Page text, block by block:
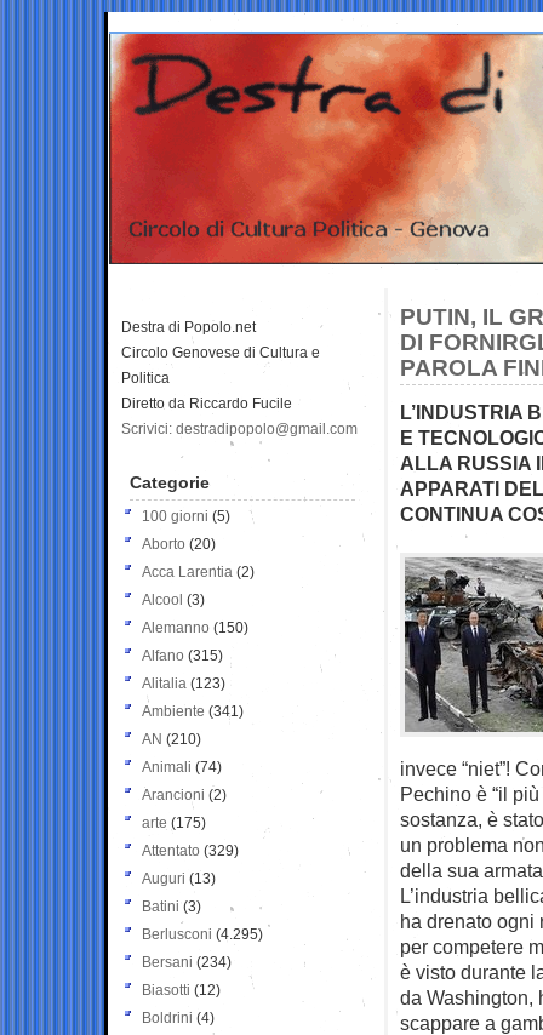
PUTIN, IL
DI
PAROLA
L’INDUSTRIA
E
ALLA RUSSIA
APPARATI
CONTINUA
invece “niet”!
Pechino è “il
sostanza, è
un problema
della sua
L’industria
ha drenato ogni
per competere
è visto durante
da Washington,
scappare a
Destra di Popolo.net
Circolo Genovese di Cultura e
Politica
Diretto da Riccardo Fucile
Scrivici: destradipopolo@gmail.com
Categorie
100 giorni (5)
Aborto (20)
Acca Larentia (2)
Alcool (3)
Alemanno (150)
Alfano (315)
Alitalia (123)
Ambiente (341)
AN (210)
Animali (74)
Arancioni (2)
arte (175)
Attentato (329)
Auguri (13)
Batini (3)
Berlusconi (4.295)
Bersani (234)
Biasotti (12)
Boldrini (4)